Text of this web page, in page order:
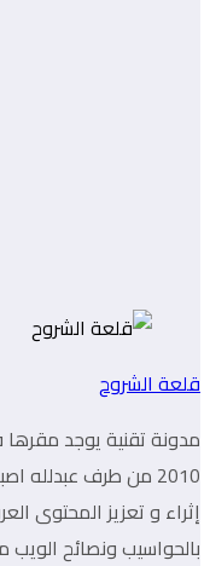
قلعة الشروح
مدونة تقنية يوجد
2010 من طرف
إثراء و تعزيز المحتوى
بالحواسيب ونصائح